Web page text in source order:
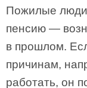
Пожилые люди
пенсию —
в прошлом.
причинам,
работать, он